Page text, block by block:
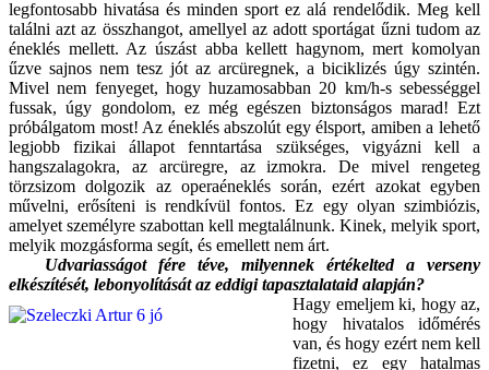
legfontosabb hivatása és minden sport ez alá rendelődik. Meg kell
találni azt az összhangot, amellyel az adott sportágat űzni tudom az
éneklés mellett. Az úszást abba kellett hagynom, mert komolyan
űzve sajnos nem tesz jót az arcüregnek, a biciklizés úgy szintén.
Mivel nem fenyeget, hogy huzamosabban 20 km/h-s sebességgel
fussak, úgy gondolom, ez még egészen biztonságos marad! Ezt
próbálgatom most! Az éneklés abszolút egy élsport, amiben a lehető
legjobb fizikai állapot fenntartása szükséges, vigyázni kell a
hangszalagokra, az arcüregre, az izmokra. De mivel rengeteg
törzsizom dolgozik az operaéneklés során, ezért azokat egyben
művelni, erősíteni is rendkívül fontos. Ez egy olyan szimbiózis,
amelyet személyre szabottan kell megtalálnunk. Kinek, melyik sport,
melyik mozgásforma segít, és emellett nem árt.
Udvariasságot fére téve, milyennek értékelted a verseny
elkészítését, lebonyolítását az eddigi tapasztalataid alapján?
Hagy emeljem ki, hogy az,
hogy hivatalos időmérés
van, és hogy ezért nem kell
fizetni, ez egy hatalmas